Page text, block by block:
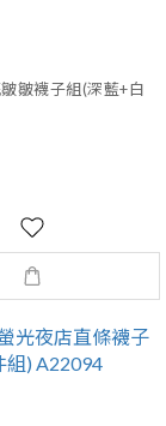
皺襪子組(深藍+白